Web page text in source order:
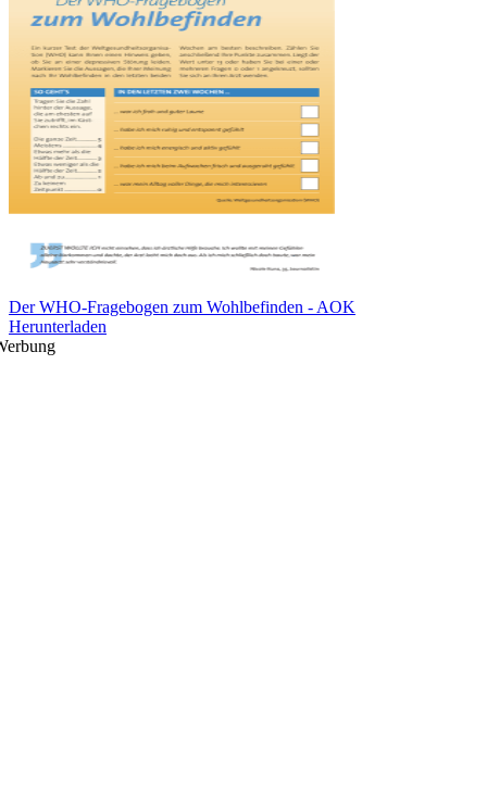
Der WHO-Fragebogen zum Wohlbefinden - AOK
Herunterladen